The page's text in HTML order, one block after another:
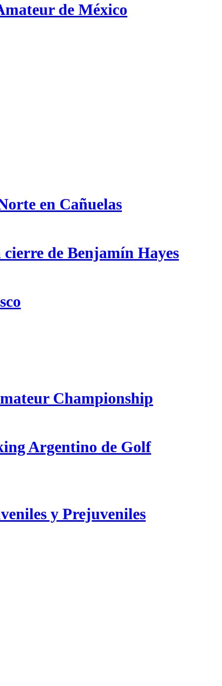
de México
en Cañuelas
de Benjamín Hayes
Championship
Argentino de Golf
y Prejuveniles